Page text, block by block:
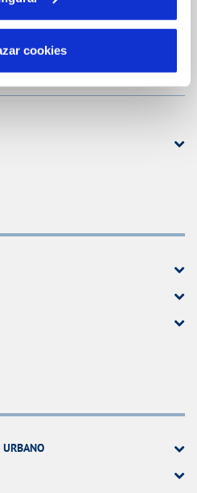
cookies
URBANO